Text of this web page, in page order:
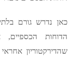
כאן נדרש גורם
הדוחות
שהדירקטוריון